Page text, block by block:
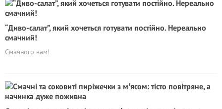
“Диво-салат”, який хочеться готувати постійно. Нереально
смачний!
Смачного вам!